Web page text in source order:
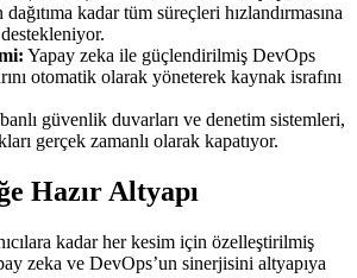
kadar tüm süreçleri hızlandırmasına
Yapay zeka ile güçlendirilmiş DevOps
otomatik olarak yöneterek kaynak israfını
güvenlik duvarları ve denetim sistemleri,
gerçek zamanlı olarak kapatıyor.
Hazır Altyapı
kadar her kesim için özelleştirilmiş
zeka ve DevOps’un sinerjisini altyapıya